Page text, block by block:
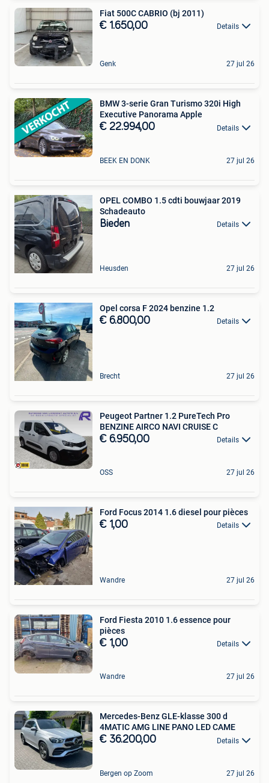
Fiat 500C CABRIO (bj 2011)
€ 1.650,00 Details
Genk 27 jul 26
BMW 3-serie Gran Turismo 320i High
Executive Panorama Apple
€ 22.994,00 Details
BEEK EN DONK 27 jul 26
OPEL COMBO 1.5 cdti bouwjaar 2019
Schadeauto
Bieden Details
Heusden 27 jul 26
Opel corsa F 2024 benzine 1.2
€ 6.800,00 Details
Brecht 27 jul 26
Peugeot Partner 1.2 PureTech Pro
BENZINE AIRCO NAVI CRUISE C
€ 6.950,00 Details
OSS 27 jul 26
Ford Focus 2014 1.6 diesel pour pièces
€ 1,00 Details
Wandre 27 jul 26
Ford Fiesta 2010 1.6 essence pour
pièces
€ 1,00 Details
Wandre 27 jul 26
Mercedes-Benz GLE-klasse 300 d
4MATIC AMG LINE PANO LED CAME
€ 36.200,00 Details
Bergen op Zoom 27 jul 26